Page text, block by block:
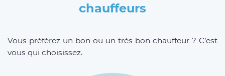
chauffeurs
Vous préférez un bon ou un très bon chauffeur ? C’est
vous qui choisissez.